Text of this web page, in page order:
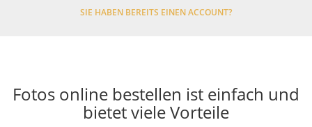
SIE HABEN BEREITS EINEN ACCOUNT?
Fotos online bestellen ist einfach und
bietet viele Vorteile